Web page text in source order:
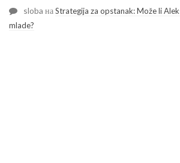
sloba наStrategija za opstanak: Može li
mlade?